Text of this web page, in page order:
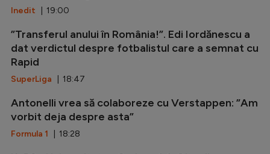
Inedit | 19:00
”Transferul anului în România!”. Edi Iordănescu a
dat verdictul despre fotbalistul care a semnat cu
Rapid
SuperLiga | 18:47
Antonelli vrea să colaboreze cu Verstappen: ”Am
vorbit deja despre asta”
Formula 1 | 18:28